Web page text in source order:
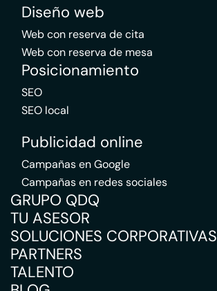
Diseño web
Web con reserva de cita
Web con reserva de mesa
Posicionamiento
SEO
SEO local
Publicidad online
Campañas en Google
Campañas en redes sociales
GRUPO QDQ
TU ASESOR
SOLUCIONES CORPORATIVAS
PARTNERS
TALENTO